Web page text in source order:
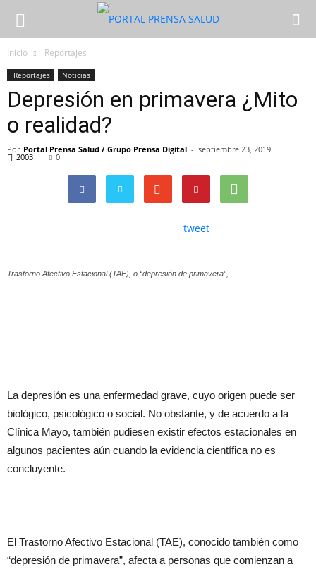
Inicio Reportajes
Reportajes Noticias
Depresión en primavera ¿Mito
o realidad?
Por Portal Prensa Salud / Grupo Prensa Digital - septiembre 23, 2019
2003 0
tweet
Trastorno Afectivo Estacional (TAE), o “depresión de primavera”,
La depresión es una enfermedad grave, cuyo origen puede ser
biológico, psicológico o social. No obstante, y de acuerdo a la
Clínica Mayo, también pudiesen existir efectos estacionales en
algunos pacientes aún cuando la evidencia científica no es
concluyente.
El Trastorno Afectivo Estacional (TAE), conocido también como
“depresión de primavera”, afecta a personas que comienzan a